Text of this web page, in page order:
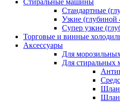
Стиральные машины
Стандартные
Узкие (глубиной
Супер узкие
Торговые и винные
Аксессуары
Для
Для стиральных